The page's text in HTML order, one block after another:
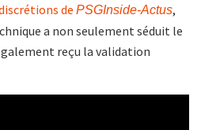
de PSGInside-Actus,
a non seulement séduit le
reçu la validation